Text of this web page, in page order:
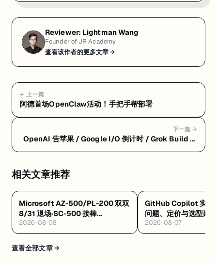
Reviewer: Lightman Wang
Founder of JR Academy
查看该作者的更多文章 →
← 上一篇
阿德首场OpenClaw活动！手把手帮部署
下一篇 →
OpenAI 告苹果 / Google I/O 倒计时 / Grok Build 公
相关文章推荐
Microsoft AZ-500/PL-200 双双
8/31 退场·SC-500 接棒
·Databricks GenAI 工程认证解析
·Google GEAR 免费 AI 课
2026-08-08
GitHub Copilot 实战
问题、定价与选型建议
2026-08-07
查看全部文章 →